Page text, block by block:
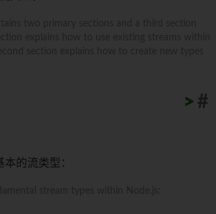
#
>
>
>
>
>
>
>
>
>
>
的流类型：